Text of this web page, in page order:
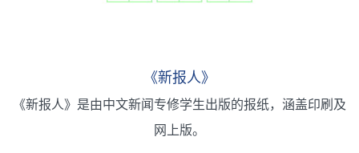
《新报人》
《新报人》是由中文新闻专修学生出版的报纸，涵盖印刷及
网上版。